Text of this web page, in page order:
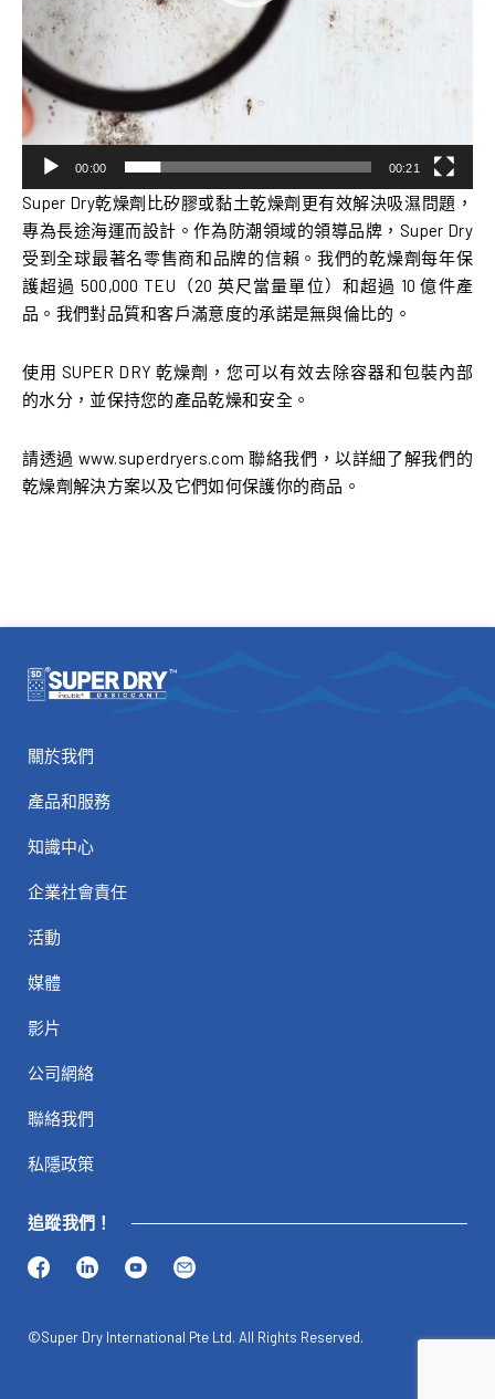
00:00 00:21
Super Dry乾燥劑比矽膠或黏土乾燥劑更有效解決吸濕問題，
專為長途海運而設計。作為防潮領域的領導品牌，Super Dry
受到全球最著名零售商和品牌的信賴。我們的乾燥劑每年保
護超過 500,000 TEU（20 英尺當量單位）和超過 10 億件產
品。我們對品質和客戶滿意度的承諾是無與倫比的。
使用 SUPER DRY 乾燥劑，您可以有效去除容器和包裝內部
的水分，並保持您的產品乾燥和安全。
請透過 www.superdryers.com 聯絡我們，以詳細了解我們的
乾燥劑解決方案以及它們如何保護你的商品。
關於我們
產品和服務
知識中心
企業社會責任
活動
媒體
影片
公司網絡
聯絡我們
私隱政策
追蹤我們！
©Super Dry International Pte Ltd. All Rights Reserved.